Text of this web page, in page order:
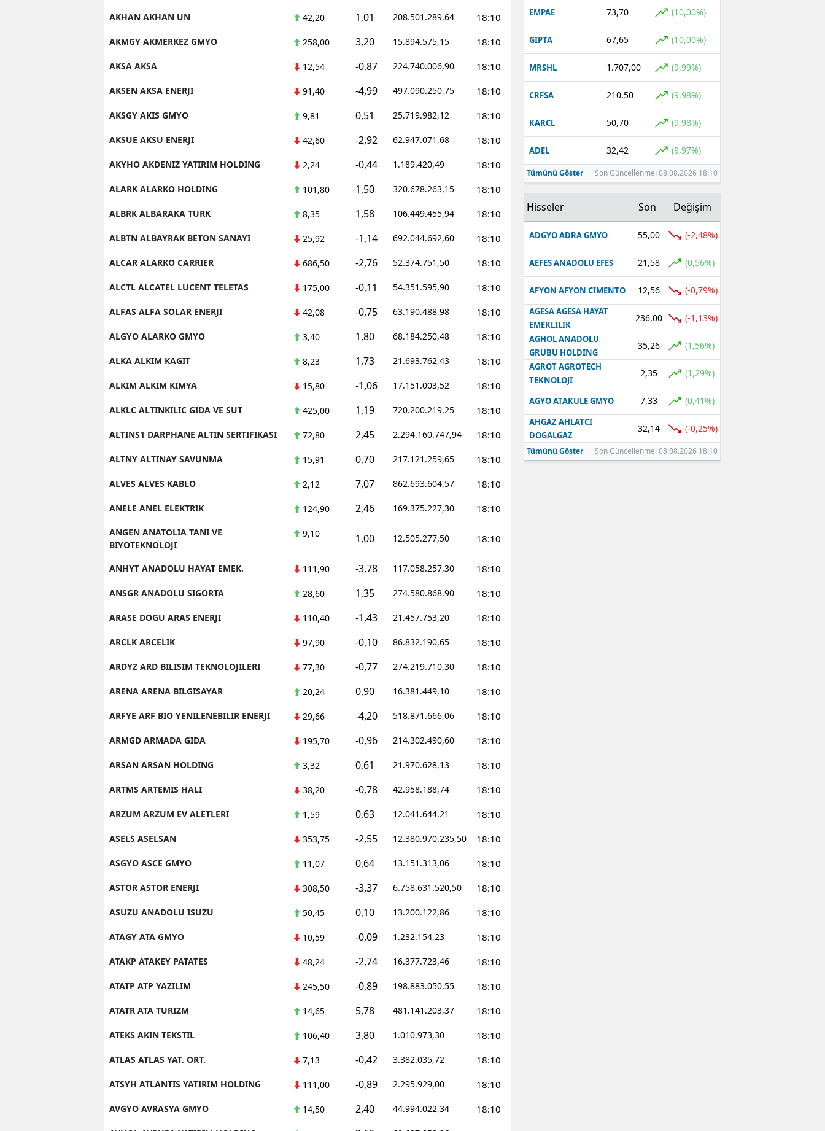
AKHAN AKHAN UN 42,20 1,01 208.501.289,64 18:10
AKMGY AKMERKEZ GMYO 258,00 3,20 15.894.575,15 18:10
AKSA AKSA 12,54 -0,87 224.740.006,90 18:10
AKSEN AKSA ENERJI 91,40 -4,99 497.090.250,75 18:10
AKSGY AKIS GMYO 9,81 0,51 25.719.982,12 18:10
AKSUE AKSU ENERJI 42,60 -2,92 62.947.071,68 18:10
AKYHO AKDENIZ YATIRIM HOLDING 2,24 -0,44 1.189.420,49 18:10
ALARK ALARKO HOLDING 101,80 1,50 320.678.263,15 18:10
ALBRK ALBARAKA TURK 8,35 1,58 106.449.455,94 18:10
ALBTN ALBAYRAK BETON SANAYI 25,92 -1,14 692.044.692,60 18:10
ALCAR ALARKO CARRIER 686,50 -2,76 52.374.751,50 18:10
ALCTL ALCATEL LUCENT TELETAS 175,00 -0,11 54.351.595,90 18:10
ALFAS ALFA SOLAR ENERJI 42,08 -0,75 63.190.488,98 18:10
ALGYO ALARKO GMYO 3,40 1,80 68.184.250,48 18:10
ALKA ALKIM KAGIT 8,23 1,73 21.693.762,43 18:10
ALKIM ALKIM KIMYA 15,80 -1,06 17.151.003,52 18:10
ALKLC ALTINKILIC GIDA VE SUT 425,00 1,19 720.200.219,25 18:10
ALTINS1 DARPHANE ALTIN SERTIFIKASI 72,80 2,45 2.294.160.747,94 18:10
ALTNY ALTINAY SAVUNMA 15,91 0,70 217.121.259,65 18:10
ALVES ALVES KABLO 2,12 7,07 862.693.604,57 18:10
ANELE ANEL ELEKTRIK 124,90 2,46 169.375.227,30 18:10
ANGEN ANATOLIA TANI VE
BIYOTEKNOLOJI
9,10 1,00 12.505.277,50 18:10
ANHYT ANADOLU HAYAT EMEK. 111,90 -3,78 117.058.257,30 18:10
ANSGR ANADOLU SIGORTA 28,60 1,35 274.580.868,90 18:10
ARASE DOGU ARAS ENERJI 110,40 -1,43 21.457.753,20 18:10
ARCLK ARCELIK 97,90 -0,10 86.832.190,65 18:10
ARDYZ ARD BILISIM TEKNOLOJILERI 77,30 -0,77 274.219.710,30 18:10
ARENA ARENA BILGISAYAR 20,24 0,90 16.381.449,10 18:10
ARFYE ARF BIO YENILENEBILIR ENERJI 29,66 -4,20 518.871.666,06 18:10
ARMGD ARMADA GIDA 195,70 -0,96 214.302.490,60 18:10
ARSAN ARSAN HOLDING 3,32 0,61 21.970.628,13 18:10
ARTMS ARTEMIS HALI 38,20 -0,78 42.958.188,74 18:10
ARZUM ARZUM EV ALETLERI 1,59 0,63 12.041.644,21 18:10
ASELS ASELSAN 353,75 -2,55 12.380.970.235,50 18:10
ASGYO ASCE GMYO 11,07 0,64 13.151.313,06 18:10
ASTOR ASTOR ENERJI 308,50 -3,37 6.758.631.520,50 18:10
ASUZU ANADOLU ISUZU 50,45 0,10 13.200.122,86 18:10
ATAGY ATA GMYO 10,59 -0,09 1.232.154,23 18:10
ATAKP ATAKEY PATATES 48,24 -2,74 16.377.723,46 18:10
ATATP ATP YAZILIM 245,50 -0,89 198.883.050,55 18:10
ATATR ATA TURIZM 14,65 5,78 481.141.203,37 18:10
ATEKS AKIN TEKSTIL 106,40 3,80 1.010.973,30 18:10
ATLAS ATLAS YAT. ORT. 7,13 -0,42 3.382.035,72 18:10
ATSYH ATLANTIS YATIRIM HOLDING 111,00 -0,89 2.295.929,00 18:10
AVGYO AVRASYA GMYO 14,50 2,40 44.994.022,34 18:10
EMPAE 73,70 (10,00%)
GIPTA 67,65 (10,00%)
MRSHL 1.707,00 (9,99%)
CRFSA 210,50 (9,98%)
KARCL 50,70 (9,98%)
ADEL 32,42 (9,97%)
Tümünü Göster Son Güncellenme: 08.08.2026 18:10
Hisseler Son Değişim
ADGYO ADRA GMYO 55,00 (-2,48%)
AEFES ANADOLU EFES 21,58 (0,56%)
AFYON AFYON CIMENTO 12,56 (-0,79%)
AGESA AGESA HAYAT
EMEKLILIK
236,00 (-1,13%)
AGHOL ANADOLU
GRUBU HOLDING
35,26 (1,56%)
AGROT AGROTECH
TEKNOLOJI
2,35 (1,29%)
AGYO ATAKULE GMYO 7,33 (0,41%)
AHGAZ AHLATCI
DOGALGAZ
32,14 (-0,25%)
Tümünü Göster Son Güncellenme: 08.08.2026 18:10